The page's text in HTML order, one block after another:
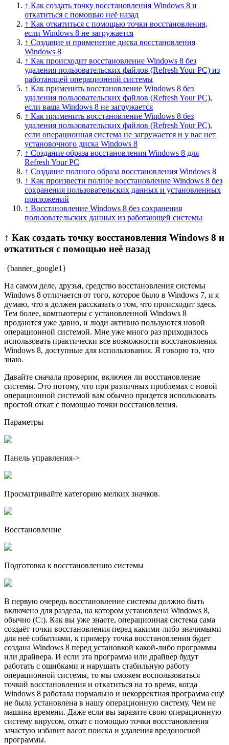
↑ Как создать точку восстановления Windows 8 и
откатиться с помощью неё назад
↑ Как откатиться с помощью точки восстановления,
если Windows 8 не загружается
↑ Создание и применение диска восстановления
Windows 8
↑ Как происходит восстановление Windows 8 без
удаления пользовательских файлов (Refresh Your PC) из
работающей операционной системы
↑ Как применить восстановление Windows 8 без
удаления пользовательских файлов (Refresh Your PC),
если ваша Windows 8 не загружается
↑ Как применить восстановление Windows 8 без
удаления пользовательских файлов (Refresh Your PC),
если операционная система не загружается и у вас нет
установочного диска Windows 8
↑ Создание образа восстановления Windows 8 для
Refresh Your PC
↑ Создание полного образа восстановления Windows 8
↑ Как произвести полное восстановление Windows 8 без
сохранения пользовательских данных и установленных
приложений
↑ Восстановление Windows 8 без сохранения
пользовательских данных из работающей системы
↑ Как создать точку восстановления Windows 8 и
откатиться с помощью неё назад
{banner_google1}
На самом деле, друзья, средство восстановления системы
Windows 8 отличается от того, которое было в Windows 7, и я
думаю, что я должен рассказать о том, что происходит здесь.
Тем более, компьютеры с установленной Windows 8
продаются уже давно, и люди активно пользуются новой
операционной системой. Мне уже много раз приходилось
использовать практически все возможности восстановления
Windows 8, доступные для использования. Я говорю то, что
знаю.
Давайте сначала проверим, включен ли восстановление
системы. Это потому, что при различных проблемах с новой
операционной системой вам обычно придется использовать
простой откат с помощью точки восстановления.
Параметры
Панель управления->
Просматривайте категорию мелких значков.
Восстановление
Подготовка к восстановлению системы
В первую очередь восстановление системы должно быть
включено для раздела, на котором установлена Windows 8,
обычно (C:). Как вы уже знаете, операционная система сама
создаёт точки восстановления перед какими-либо значимыми
для неё событиями, к примеру точка восстановления будет
создана Windows 8 перед установкой какой-либо программы
или драйвера. И если эта программа или драйвер будут
работать с ошибками и нарушать стабильную работу
операционной системы, то мы сможем воспользоваться
точкой восстановления и откатиться на то время, когда
Windows 8 работала нормально и некорректная программа ещё
не была установлена в нашу операционную систему. Чем не
машина времени. Даже если вы заразите свою операционную
систему вирусом, откат с помощью точки восстановления
зачастую избавит васот поиска и удаления вредоносной
программы.